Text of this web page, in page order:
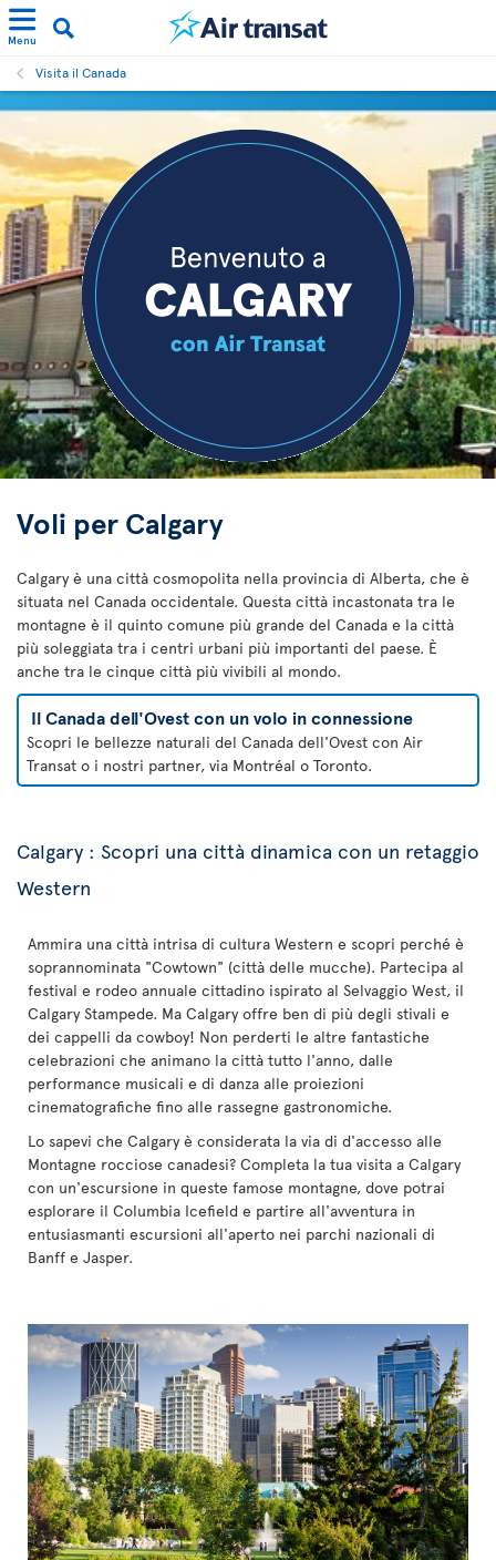
Menu
Visita il Canada
Voli per Calgary
Calgary è una città cosmopolita nella provincia di Alberta, che è
situata nel Canada occidentale. Questa città incastonata tra le
montagne è il quinto comune più grande del Canada e la città
più soleggiata tra i centri urbani più importanti del paese. È
anche tra le cinque città più vivibili al mondo.
Il Canada dell'Ovest con un volo in connessione
Scopri le bellezze naturali del Canada dell'Ovest con Air
Transat o i nostri partner, via Montréal o Toronto.
Calgary : Scopri una città dinamica con un retaggio
Western
Ammira una città intrisa di cultura Western e scopri perché è
soprannominata "Cowtown" (città delle mucche). Partecipa al
festival e rodeo annuale cittadino ispirato al Selvaggio West, il
Calgary Stampede. Ma Calgary offre ben di più degli stivali e
dei cappelli da cowboy! Non perderti le altre fantastiche
celebrazioni che animano la città tutto l'anno, dalle
performance musicali e di danza alle proiezioni
cinematografiche fino alle rassegne gastronomiche.
Lo sapevi che Calgary è considerata la via di d'accesso alle
Montagne rocciose canadesi? Completa la tua visita a Calgary
con un'escursione in queste famose montagne, dove potrai
esplorare il Columbia Icefield e partire all'avventura in
entusiasmanti escursioni all'aperto nei parchi nazionali di
Banff e Jasper.